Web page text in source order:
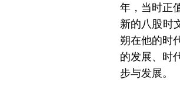
年，当时正
新的八股时
朔在他的时
的发展、时
步与发展。